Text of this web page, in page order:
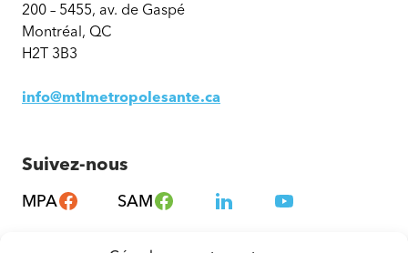
200 – 5455, av. de Gaspé
Montréal, QC
H2T 3B3
info@mtlmetropolesante.ca
Suivez-nous
MPA SAM